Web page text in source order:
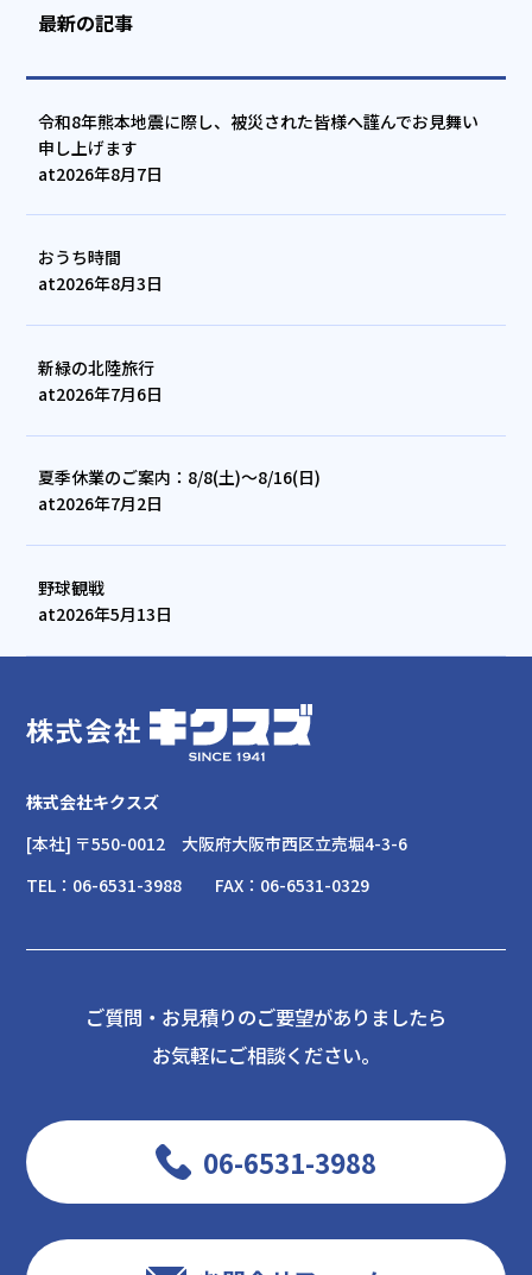
最新の記事
令和8年熊本地震に際し、被災された皆様へ謹んでお見舞い
申し上げます
at2026年8月7日
おうち時間
at2026年8月3日
新緑の北陸旅行
at2026年7月6日
夏季休業のご案内：8/8(土)～8/16(日)
at2026年7月2日
野球観戦
at2026年5月13日
株式会社キクスズ
[本社] 〒550-0012大阪府大阪市西区立売堀4-3-6
TEL： 06-6531-3988 FAX： 06-6531-0329
ご質問・お見積りのご要望がありましたら
お気軽にご相談ください。
06-6531-3988